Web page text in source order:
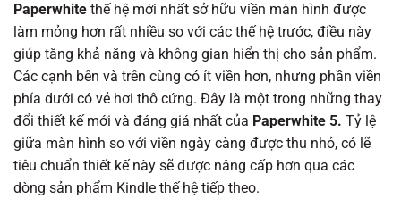
Paperwhite thế hệ mới nhất sở hữu viền màn hình được
làm mỏng hơn rất nhiều so với các thế hệ trước, điều này
giúp tăng khả năng và không gian hiển thị cho sản phẩm.
Các cạnh bên và trên cùng có ít viền hơn, nhưng phần viền
phía dưới có vẻ hơi thô cứng. Đây là một trong những thay
đổi thiết kế mới và đáng giá nhất của Paperwhite 5. Tỷ lệ
giữa màn hình so với viền ngày càng được thu nhỏ, có lẽ
tiêu chuẩn thiết kế này sẽ được nâng cấp hơn qua các
dòng sản phẩm Kindle thế hệ tiếp theo.